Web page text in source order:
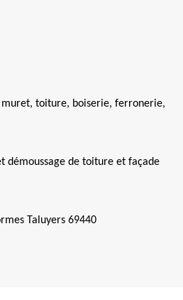
toiture, boiserie, ferronerie,
démoussage de toiture et façade
Taluyers 69440